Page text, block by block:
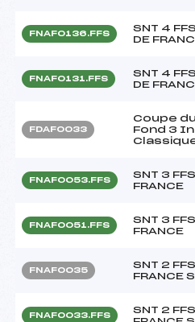
FNAF0136.FFS
SNT 4
DE
FNAF0131.FFS
SNT 4
DE
FDAF0033
Coupe
Fond 3
FNAF0053.FFS
SNT 3
FRANCE
FNAF0051.FFS
SNT 3
FRANCE
FNAF0035
SNT 2
FRANCE
FNAF0033.FFS
SNT 2